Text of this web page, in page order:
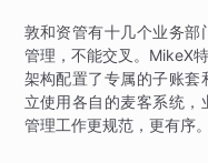
敦和资管有十几个业务部
管理，不能交叉。MikeX
架构配置了专属的子账套
立使用各自的麦客系统
管理工作更规范，更有序。